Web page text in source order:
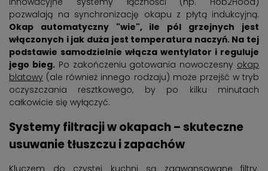
pozwalają na synchronizację okapu z płytą indukcyjną.
Okap automatyczny "wie", ile pól grzejnych jest
włączonych i jak duża jest temperatura naczyń. Na tej
podstawie samodzielnie włącza wentylator i reguluje
jego bieg.Po zakończeniu gotowania nowoczesny okap
blatowy (ale również innego rodzaju) może przejść w tryb
oczyszczania resztkowego, by po kilku minutach
całkowicie się wyłączyć.
Systemy filtracji w okapach – skuteczne
usuwanie tłuszczu i zapachów
Kluczem do czystej kuchni są zaawansowane filtry.